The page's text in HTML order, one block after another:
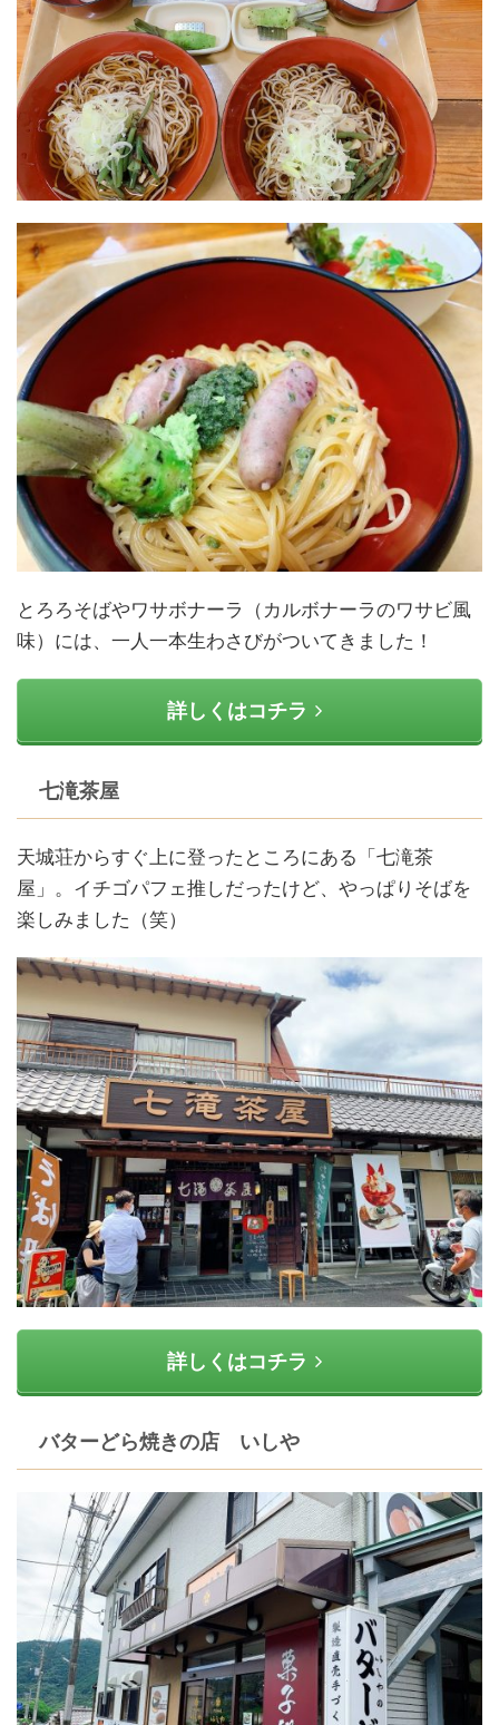
とろろそばやワサボナーラ（カルボナーラのワサビ風
味）には、一人一本生わさびがついてきました！
詳しくはコチラ
七滝茶屋
天城荘からすぐ上に登ったところにある「七滝茶
屋」。イチゴパフェ推しだったけど、やっぱりそばを
楽しみました（笑）
詳しくはコチラ
バターどら焼きの店 いしや